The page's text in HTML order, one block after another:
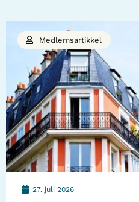
27. juli 2026
Medlemsartikkel